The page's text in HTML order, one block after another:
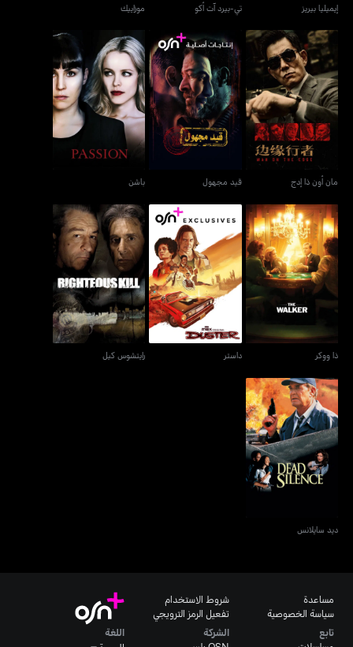
إيميليا بيريز تي-بيرد آت أكو موزاييك
مان أون ذا إدج
مان أون ذا إدج
قيد مجهول
قيد مجهول
باشن
باشن
ذا ووكر
ذا ووكر
داستر
داستر
رايتشوس كيل
رايتشوس كيل
ديد سايلانس
ديد سايلانس
مساعدة
سياسة الخصوصية
شروط الاستخدام
تفعيل الرمز الترويجي
تابع
الشركة
اللغة